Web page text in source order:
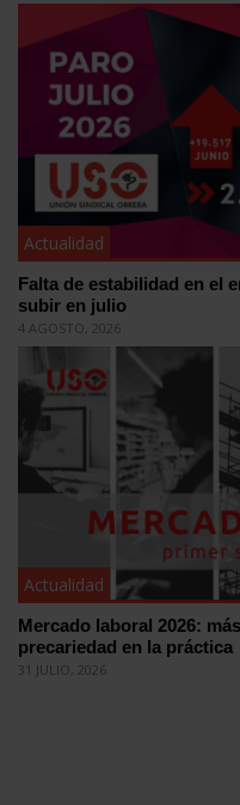
Actualidad
Falta de estabilidad en el
subir en julio
4 AGOSTO, 2026
Actualidad
Mercado laboral 2026:
precariedad en la práctica
31 JULIO, 2026